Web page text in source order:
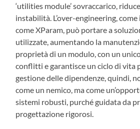
‘utilities module’ sovraccarico,
instabilità. L’over-engineering,
come XParam, può portare a
utilizzate, aumentando la
proprietà di un modulo, con un
conflitti e garantisce un ciclo di vita
gestione delle dipendenze, quindi,
come un nemico, ma come
sistemi robusti, purché guidata da
progettazione rigorosi.